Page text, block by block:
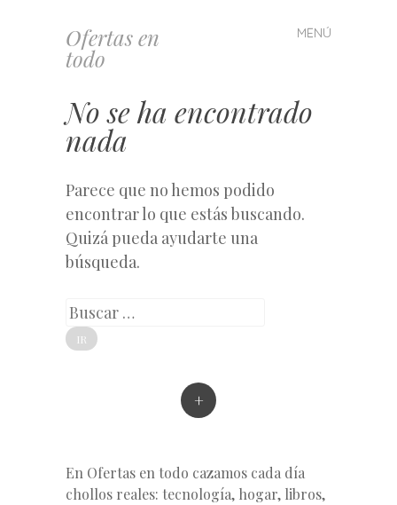
Ofertas en
todo
MENÚ
Saltar
al
No se ha encontrado
nada
Parece que no hemos podido
encontrar lo que estás buscando.
Quizá pueda ayudarte una
búsqueda.
Buscar
+
En Ofertas en todo cazamos cada día
chollos reales: tecnología, hogar, libros,